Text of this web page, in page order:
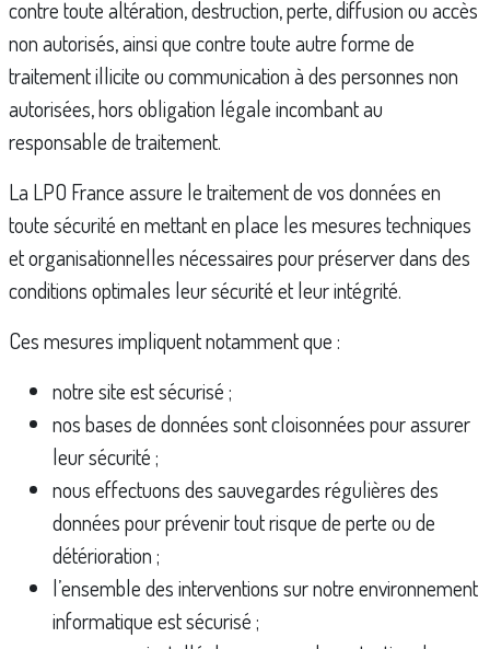
contre toute altération, destruction, perte, diffusion ou accès
non autorisés, ainsi que contre toute autre forme de
traitement illicite ou communication à des personnes non
autorisées, hors obligation légale incombant au
responsable de traitement.
La LPO France assure le traitement de vos données en
toute sécurité en mettant en place les mesures techniques
et organisationnelles nécessaires pour préserver dans des
conditions optimales leur sécurité et leur intégrité.
Ces mesures impliquent notamment que :
notre site est sécurisé ;
nos bases de données sont cloisonnées pour assurer
leur sécurité ;
nous effectuons des sauvegardes régulières des
données pour prévenir tout risque de perte ou de
détérioration ;
l’ensemble des interventions sur notre environnement
informatique est sécurisé ;